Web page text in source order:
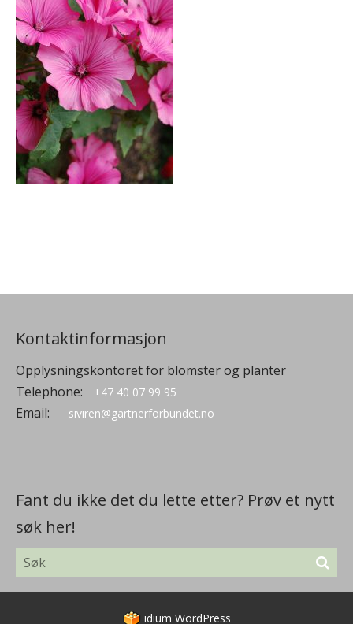
Kontaktinformasjon
Opplysningskontoret for blomster og planter
Telephone:
+47 40 07 99 95
Email: siviren@gartnerforbundet.no
Fant du ikke det du lette etter? Prøv et nytt
søk her!
idium WordPress